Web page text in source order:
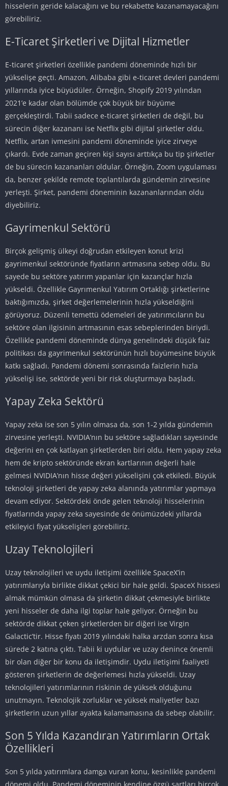
hisselerin geride kalacağını ve bu rekabette kazanamayacağını
görebiliriz.
E-Ticaret Şirketleri ve Dijital Hizmetler
E-ticaret şirketleri özellikle pandemi döneminde hızlı bir
yükselişe geçti. Amazon, Alibaba gibi e-ticaret devleri pandemi
yıllarında iyice büyüdüler. Örneğin, Shopify 2019 yılından
2021’e kadar olan bölümde çok büyük bir büyüme
gerçekleştirdi. Tabii sadece e-ticaret şirketleri de değil, bu
sürecin diğer kazananı ise Netflix gibi dijital şirketler oldu.
Netflix, artan ivmesini pandemi döneminde iyice zirveye
çıkardı. Evde zaman geçiren kişi sayısı arttıkça bu tip şirketler
de bu sürecin kazananları oldular. Örneğin, Zoom uygulaması
da, benzer şekilde remote toplantılarda gündemin zirvesine
yerleşti. Şirket, pandemi döneminin kazananlarından oldu
diyebiliriz.
Gayrimenkul Sektörü
Birçok gelişmiş ülkeyi doğrudan etkileyen konut krizi
gayrimenkul sektöründe fiyatların artmasına sebep oldu. Bu
sayede bu sektöre yatırım yapanlar için kazançlar hızla
yükseldi. Özellikle Gayrımenkul Yatırım Ortaklığı şirketlerine
baktığımızda, şirket değerlemelerinin hızla yükseldiğini
görüyoruz. Düzenli temettü ödemeleri de yatırımcıların bu
sektöre olan ilgisinin artmasının esas sebeplerinden biriydi.
Özellikle pandemi döneminde dünya genelindeki düşük faiz
politikası da gayrimenkul sektörünün hızlı büyümesine büyük
katkı sağladı. Pandemi dönemi sonrasında faizlerin hızla
yükselişi ise, sektörde yeni bir risk oluşturmaya başladı.
Yapay Zeka Sektörü
Yapay zeka ise son 5 yılın olmasa da, son 1-2 yılda gündemin
zirvesine yerleşti. NVIDIA’nın bu sektöre sağladıkları sayesinde
değerini en çok katlayan şirketlerden biri oldu. Hem yapay zeka
hem de kripto sektöründe ekran kartlarının değerli hale
gelmesi NVIDIA’nın hisse değeri yükselişini çok etkiledi. Büyük
teknoloji şirketleri de yapay zeka alanında yatırımlar yapmaya
devam ediyor. Sektördeki önde gelen teknoloji hisselerinin
fiyatlarında yapay zeka sayesinde de önümüzdeki yıllarda
etkileyici fiyat yükselişleri görebiliriz.
Uzay Teknolojileri
Uzay teknolojileri ve uydu iletişimi özellikle SpaceX’in
yatırımlarıyla birlikte dikkat çekici bir hale geldi. SpaceX hissesi
almak mümkün olmasa da şirketin dikkat çekmesiyle birlikte
yeni hisseler de daha ilgi toplar hale geliyor. Örneğin bu
sektörde dikkat çeken şirketlerden bir diğeri ise Virgin
Galactic’tir. Hisse fiyatı 2019 yılındaki halka arzdan sonra kısa
sürede 2 katına çıktı. Tabii ki uydular ve uzay denince önemli
bir olan diğer bir konu da iletişimdir. Uydu iletişimi faaliyeti
gösteren şirketlerin de değerlemesi hızla yükseldi. Uzay
teknolojileri yatırımlarının riskinin de yüksek olduğunu
unutmayın. Teknolojik zorluklar ve yüksek maliyetler bazı
şirketlerin uzun yıllar ayakta kalamamasına da sebep olabilir.
Son 5 Yılda Kazandıran Yatırımların Ortak
Özellikleri
Son 5 yılda yatırımlara damga vuran konu, kesinlikle pandemi
dönemi oldu. Pandemi döneminin kendine özgü şartları birçok